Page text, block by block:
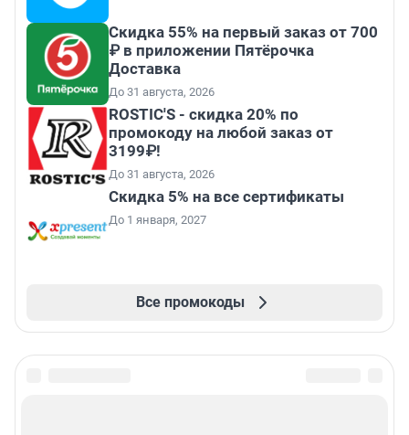
Скидка 55% на первый заказ от 700
₽ в приложении Пятёрочка
Доставка
До 31 августа, 2026
ROSTIC'S - скидка 20% по
промокоду на любой заказ от
3199₽!
До 31 августа, 2026
Скидка 5% на все сертификаты
До 1 января, 2027
Все промокоды